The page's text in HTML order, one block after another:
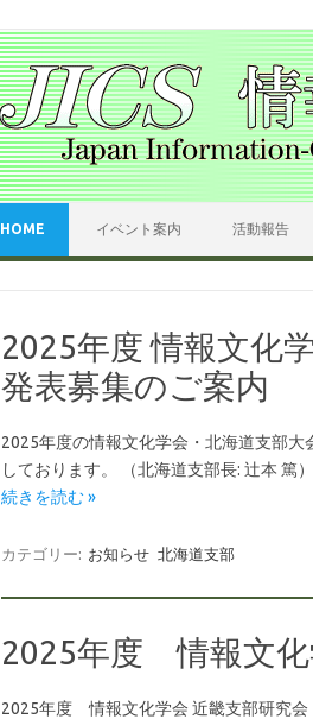
HOME イベント案内 活動報告
2025年度 情報文化
発表募集のご案内
2025年度の情報文化学会・北海道支部
しております。 （北海道支部長: 辻本
続きを読む »
カテゴリー: お知らせ 北海道支部
2025年度 情報文化
2025年度 情報文化学会 近畿支部研究